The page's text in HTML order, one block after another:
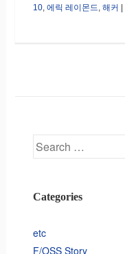
10, 에릭 레이몬드, 해커 |
Search
Categories
etc
F/OSS Story